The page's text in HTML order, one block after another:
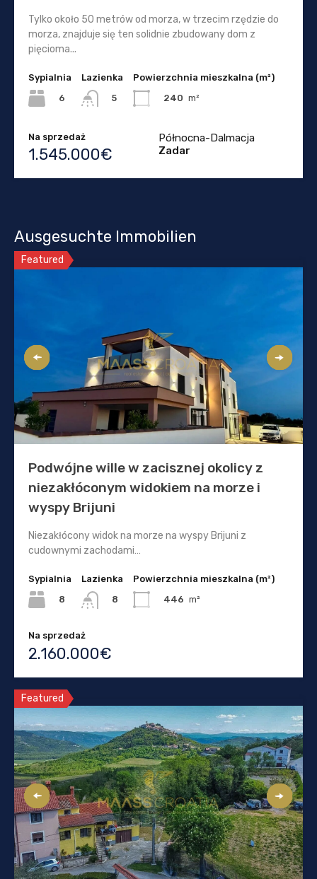
Tylko około 50 metrów od morza, w trzecim rzędzie do
morza, znajduje się ten solidnie zbudowany dom z
pięcioma...
Sypialnia
6
Lazienka
5
Powierzchnia mieszkalna (m²)
240 m²
Na sprzedaż
1.545.000€
Północna-Dalmacja
Zadar
Ausgesuchte Immobilien
Featured
Podwójne wille w zacisznej okolicy z
niezakłóconym widokiem na morze i
wyspy Brijuni
Niezakłócony widok na morze na wyspy Brijuni z
cudownymi zachodami…
Sypialnia
8
Lazienka
8
Powierzchnia mieszkalna (m²)
446 m²
Na sprzedaż
2.160.000€
Featured